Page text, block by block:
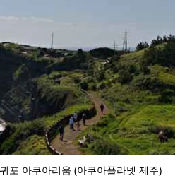
포 아쿠아리움 (아쿠아플라넷 제주)